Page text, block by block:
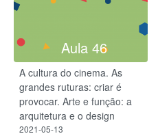
Aula 46
A cultura do cinema. As
grandes ruturas: criar é
provocar. Arte e função: a
arquitetura e o design
2021-05-13